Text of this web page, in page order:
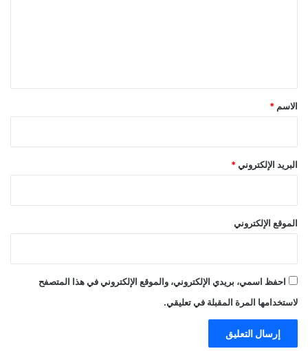
*
الاسم *
البريد الإلكتروني *
الموقع الإلكتروني
احفظ اسمي، بريدي الإلكتروني، والموقع الإلكتروني في هذا المتصفح
لاستخدامها المرة المقبلة في تعليقي.